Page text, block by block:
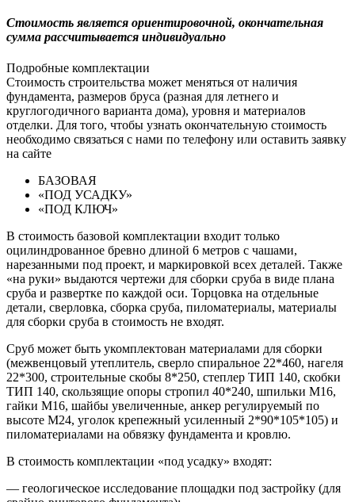
Cтоимость является ориентировочной, окончательная
сумма рассчитывается индивидуально
Подробные комплектации
Стоимость строительства может меняться от наличия
фундамента, размеров бруса (разная для летнего и
круглогодичного варианта дома), уровня и материалов
отделки. Для того, чтобы узнать окончательную стоимость
необходимо связаться с нами по телефону или оставить заявку
на сайте
БАЗОВАЯ
«ПОД УСАДКУ»
«ПОД КЛЮЧ»
В стоимость базовой комплектации входит только
оцилиндрованное бревно длиной 6 метров с чашами,
нарезанными под проект, и маркировкой всех деталей. Также
«на руки» выдаются чертежи для сборки сруба в виде плана
сруба и развертке по каждой оси. Торцовка на отдельные
детали, сверловка, сборка сруба, пиломатериалы, материалы
для сборки сруба в стоимость не входят.
Сруб может быть укомплектован материалами для сборки
(межвенцовый утеплитель, сверло спиральное 22*460, нагеля
22*300, строительные скобы 8*250, степлер ТИП 140, скобки
ТИП 140, скользящие опоры стропил 40*240, шпильки М16,
гайки М16, шайбы увеличенные, анкер регулируемый по
высоте М24, уголок крепежный усиленный 2*90*105*105) и
пиломатериалами на обвязку фундамента и кровлю.
В стоимость комплектации «под усадку» входят:
— геологическое исследование площадки под застройку (для